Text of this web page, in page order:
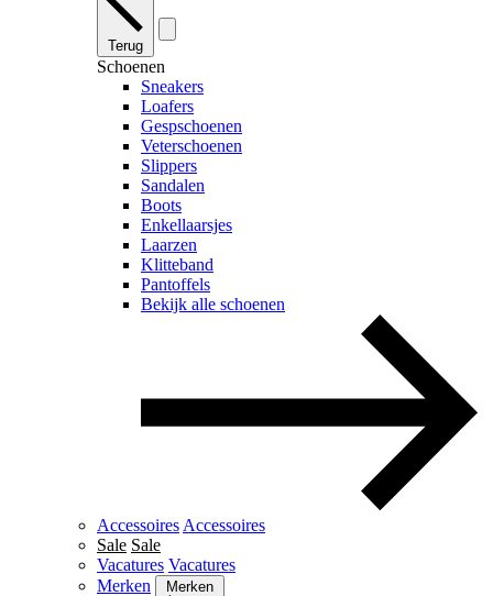
Terug
Schoenen
Sneakers
Loafers
Gespschoenen
Veterschoenen
Slippers
Sandalen
Boots
Enkellaarsjes
Laarzen
Klitteband
Pantoffels
Bekijk alle schoenen
Accessoires Accessoires
Sale Sale
Vacatures Vacatures
Merken
Merken